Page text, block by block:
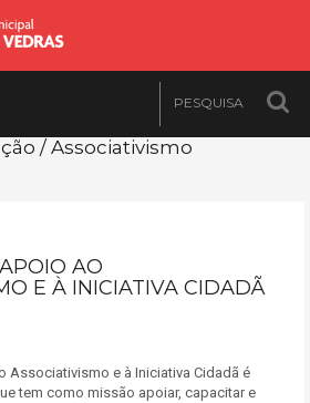
/ Associativismo
AO
E À INICIATIVA CIDADÃ
Associativismo e à Iniciativa Cidadã é
tem como missão apoiar, capacitar e